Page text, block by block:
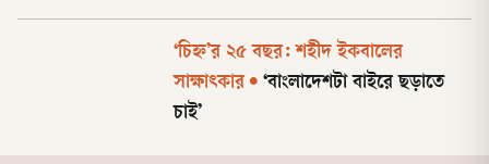
‘চিহ্ন’র ২৫ বছর: শহীদ ইকবালের
সাক্ষাৎকার • ‘বাংলাদেশটা বাইরে ছড়াতে
চাই’